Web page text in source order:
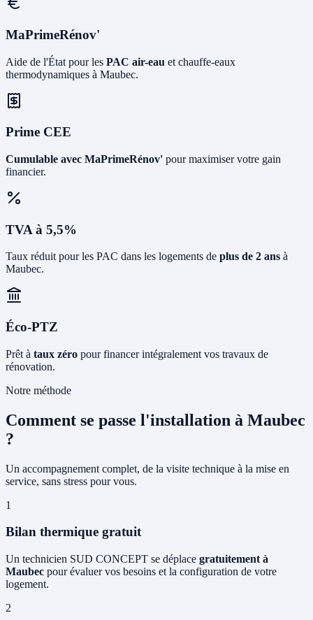
MaPrimeRénov'
Aide de l'État pour les PAC air-eau et chauffe-eaux
thermodynamiques à Maubec.
Prime CEE
Cumulable avec MaPrimeRénov' pour maximiser votre gain
financier.
TVA à 5,5%
Taux réduit pour les PAC dans les logements de plus de 2 ans à
Maubec.
Éco-PTZ
Prêt à taux zéro pour financer intégralement vos travaux de
rénovation.
Notre méthode
Comment se passe l'installation à Maubec
?
Un accompagnement complet, de la visite technique à la mise en
service, sans stress pour vous.
1
Bilan thermique gratuit
Un technicien SUD CONCEPT se déplace gratuitement à
Maubec pour évaluer vos besoins et la configuration de votre
logement.
2